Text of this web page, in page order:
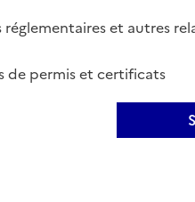
et autres
de permis et certificats